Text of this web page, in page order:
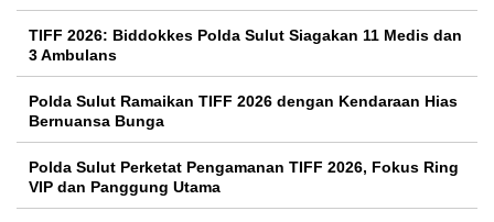
TIFF 2026: Biddokkes Polda Sulut Siagakan 11 Medis dan
3 Ambulans
Polda Sulut Ramaikan TIFF 2026 dengan Kendaraan Hias
Bernuansa Bunga
Polda Sulut Perketat Pengamanan TIFF 2026, Fokus Ring
VIP dan Panggung Utama